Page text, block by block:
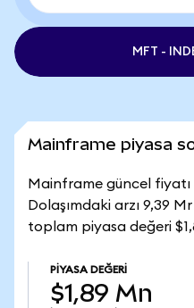
MFT -
Mainframe piyasa
Mainframe güncel fiyatı
Dolaşımdaki arzı 9,39
toplam piyasa değeri
PIYASA DEĞERI
$1,89 Mn